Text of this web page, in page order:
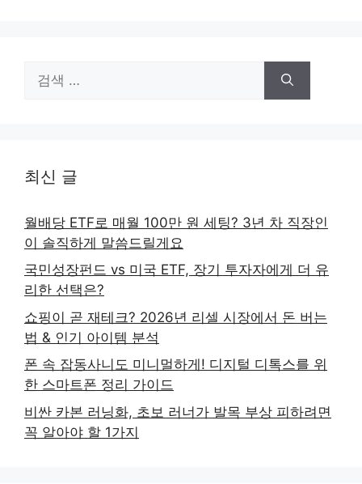
색:
최신 글
월배당 ETF로 매월 100만 원 세팅? 3년 차 직장인
이 솔직하게 말씀드릴게요
국민성장펀드 vs 미국 ETF, 장기 투자자에게 더 유
리한 선택은?
쇼핑이 곧 재테크? 2026년 리셀 시장에서 돈 버는
법 & 인기 아이템 분석
폰 속 잡동사니도 미니멀하게! 디지털 디톡스를 위
한 스마트폰 정리 가이드
비싼 카본 러닝화, 초보 러너가 발목 부상 피하려면
꼭 알아야 할 1가지